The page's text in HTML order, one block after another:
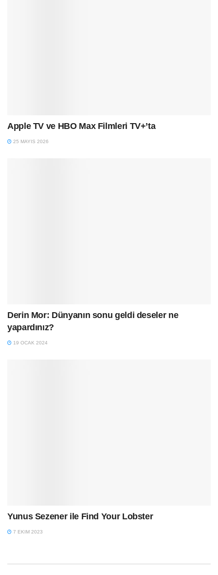
Apple TV ve HBO Max Filmleri TV+’ta
25 MAYIS 2026
Derin Mor: Dünyanın sonu geldi deseler ne
yapardınız?
19 OCAK 2024
Yunus Sezener ile Find Your Lobster
7 EKIM 2023